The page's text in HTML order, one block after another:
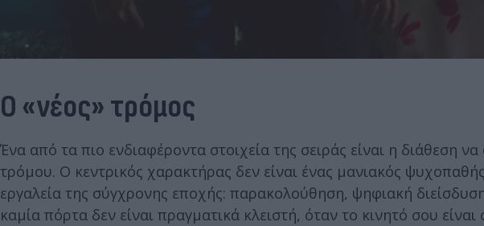
Ο «νέος» τρόμος
Ένα από τα πιο ενδιαφέροντα στοιχεία της σειράς είναι η διάθεση
τρόμου. Ο κεντρικός χαρακτήρας δεν είναι ένας μανιακός
εργαλεία της σύγχρονης εποχής: παρακολούθηση, ψηφιακή
καμία πόρτα δεν είναι πραγματικά κλειστή, όταν το κινητό σου